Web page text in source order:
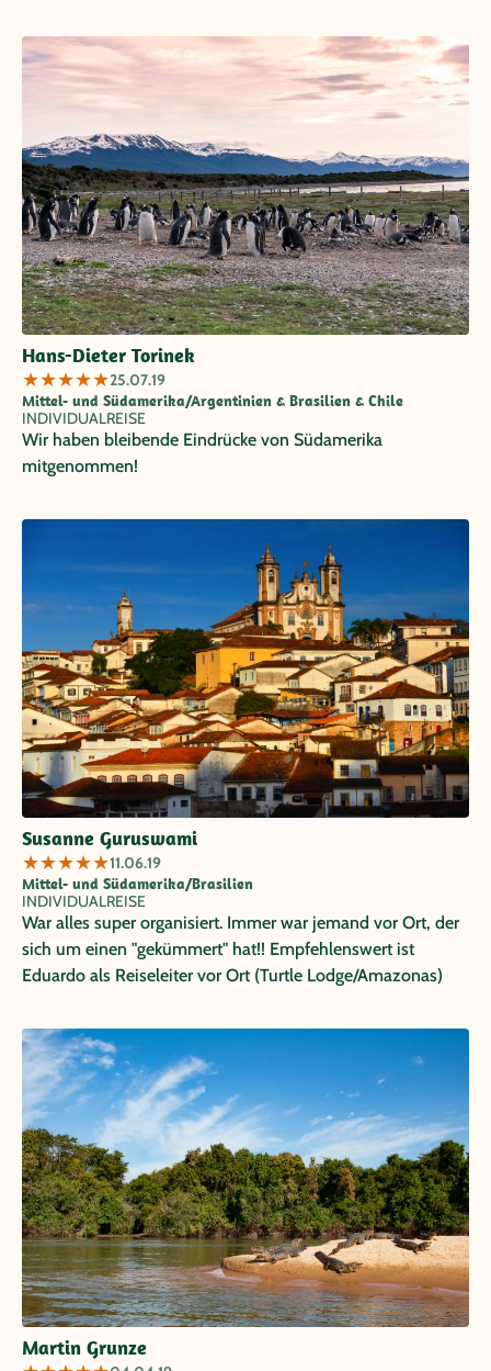
Hans-Dieter Torinek
★★★★★25.07.19
Mittel- und Südamerika/Argentinien & Brasilien & Chile
INDIVIDUALREISE
Wir haben bleibende Eindrücke von Südamerika
mitgenommen!
Susanne Guruswami
★★★★★11.06.19
Mittel- und Südamerika/Brasilien
INDIVIDUALREISE
War alles super organisiert. Immer war jemand vor Ort, der
sich um einen "gekümmert" hat!! Empfehlenswert ist
Eduardo als Reiseleiter vor Ort (Turtle Lodge/Amazonas)
Martin Grunze